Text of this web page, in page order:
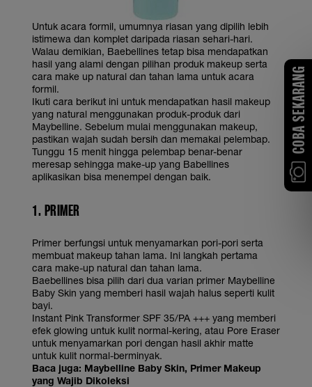
Untuk acara formil, umumnya riasan yang dipilih lebih
istimewa dan komplet daripada riasan sehari-hari.
Walau demikian, Baebellines tetap bisa mendapatkan
hasil yang alami dengan pilihan produk makeup serta
cara make up natural dan tahan lama untuk acara
formil.
Ikuti cara berikut ini untuk mendapatkan hasil makeup
yang natural menggunakan produk-produk dari
Maybelline. Sebelum mulai menggunakan makeup,
pastikan wajah sudah bersih dan memakai pelembap.
Tunggu 15 menit hingga pelembap benar-benar
meresap sehingga make-up yang Babellines
aplikasikan bisa menempel dengan baik.
1. PRIMER
Primer berfungsi untuk menyamarkan pori-pori serta
membuat makeup tahan lama. Ini langkah pertama
cara make-up natural dan tahan lama.
Baebellines bisa pilih dari dua varian primer Maybelline
Baby Skin yang memberi hasil wajah halus seperti kulit
bayi.
Instant Pink Transformer SPF 35/PA +++ yang memberi
efek glowing untuk kulit normal-kering, atau Pore Eraser
untuk menyamarkan pori dengan hasil akhir matte
untuk kulit normal-berminyak.
Baca juga: Maybelline Baby Skin, Primer Makeup
yang Wajib Dikoleksi
COBA SEKARANG